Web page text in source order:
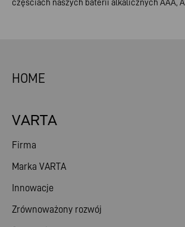
HOME
VARTA
Firma
Marka VARTA
Innowacje
Zrównoważony rozwój